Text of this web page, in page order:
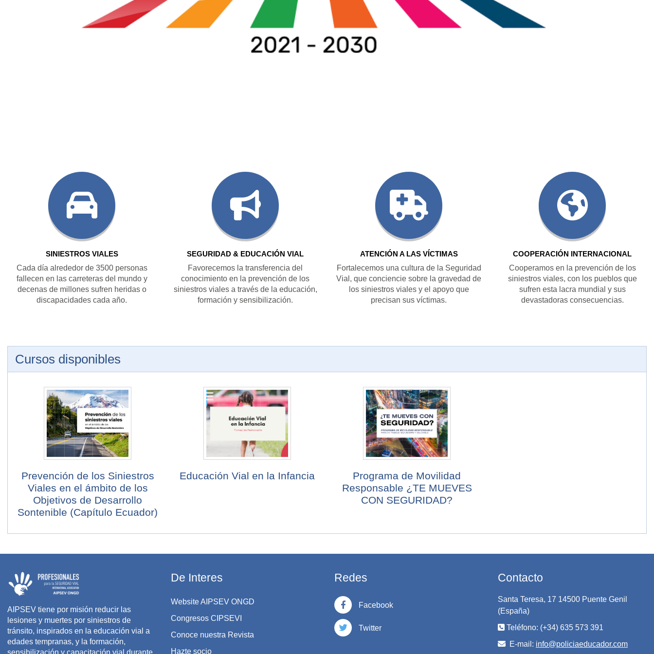
SINIESTROS VIALES
Cada día alrededor de 3500 personas
fallecen en las carreteras del mundo y
decenas de millones sufren heridas o
discapacidades cada año.
SEGURIDAD & EDUCACIÓN VIAL
Favorecemos la transferencia del
conocimiento en la prevención de los
siniestros viales a través de la educación,
formación y sensibilización.
ATENCIÓN A LAS VÍCTIMAS
Fortalecemos una cultura de la Seguridad
Vial, que conciencie sobre la gravedad de
los siniestros viales y el apoyo que
precisan sus víctimas.
COOPERACIÓN INTERNACIONAL
Cooperamos en la prevención de los
siniestros viales, con los pueblos que
sufren esta lacra mundial y sus
devastadoras consecuencias.
Cursos disponibles
Prevención de los Siniestros
Viales en el ámbito de los
Objetivos de Desarrollo
Sontenible (Capítulo Ecuador)
Educación Vial en la Infancia
Programa de Movilidad
Responsable ¿TE MUEVES
CON SEGURIDAD?
AIPSEV tiene por misión reducir las
lesiones y muertes por siniestros de
tránsito, inspirados en la educación vial a
edades tempranas, y la formación,
De Interes
Website AIPSEV ONGD
Congresos CIPSEVI
Conoce nuestra Revista
Hazte socio
Redes
Facebook
Twitter
Contacto
Santa Teresa, 17 14500 Puente Genil
(España)
Teléfono: (+34) 635 573 391
E-mail: info@policiaeducador.com